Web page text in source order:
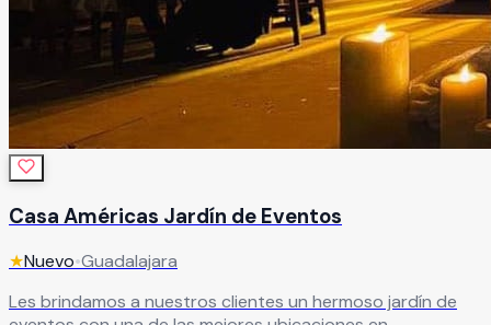
Casa Américas Jardín de Eventos
★Nuevo•Guadalajara
Les brindamos a nuestros clientes un hermoso jardín de